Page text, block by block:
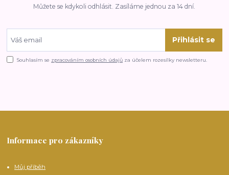
Můžete se kdykoli odhlásit. Zasíláme jednou za 14 dní.
Přihlásit se
Souhlasím se zpracováním osobních údajů za účelem rozesílky newsletteru.
Informace pro zákazníky
Můj příběh